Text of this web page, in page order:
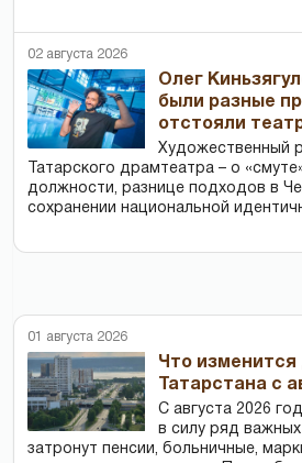
02 августа 2026
Олег
были разные
отстояли
Художественный
Татарского драмтеатра – о
должности, разнице подходов в
сохранении национальной
01 августа 2026
Что
Татарстана с
С августа 2026
в силу ряд
затронут пенсии, больничные,